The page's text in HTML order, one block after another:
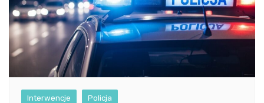
Interwencje Policja